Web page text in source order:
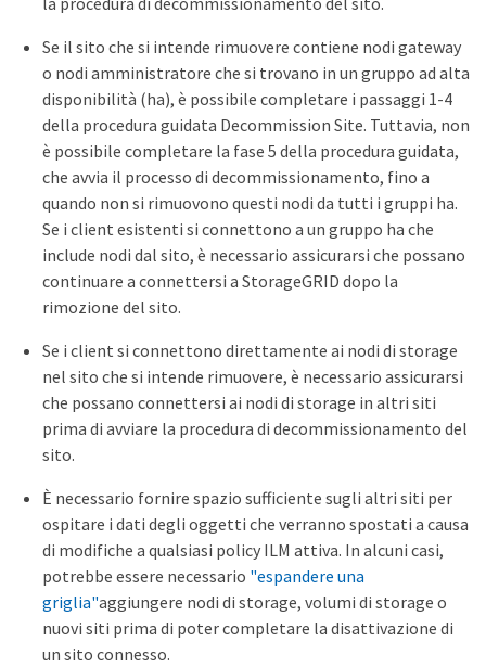
Se il sito che si intende rimuovere contiene nodi gateway
o nodi amministratore che si trovano in un gruppo ad alta
disponibilità (ha), è possibile completare i passaggi 1-4
della procedura guidata Decommission Site. Tuttavia, non
è possibile completare la fase 5 della procedura guidata,
che avvia il processo di decommissionamento, fino a
quando non si rimuovono questi nodi da tutti i gruppi ha.
Se i client esistenti si connettono a un gruppo ha che
include nodi dal sito, è necessario assicurarsi che possano
continuare a connettersi a StorageGRID dopo la
rimozione del sito.
Se i client si connettono direttamente ai nodi di storage
nel sito che si intende rimuovere, è necessario assicurarsi
che possano connettersi ai nodi di storage in altri siti
prima di avviare la procedura di decommissionamento del
sito.
È necessario fornire spazio sufficiente sugli altri siti per
ospitare i dati degli oggetti che verranno spostati a causa
di modifiche a qualsiasi policy ILM attiva. In alcuni casi,
potrebbe essere necessario "espandere una
griglia"aggiungere nodi di storage, volumi di storage o
nuovi siti prima di poter completare la disattivazione di
un sito connesso.